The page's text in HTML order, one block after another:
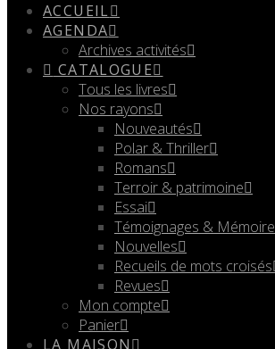
ACCUEIL
AGENDA
Archives activités
CATALOGUE
Tous les livres
Nos rayons
Nouveautés
Polar & Thriller
Romans
Terroir & patrimoine
Essai
Témoignages & Mémoire
Nouvelles
Recueils de mots croisés
Revues
Mon compte
Panier
LA MAISON